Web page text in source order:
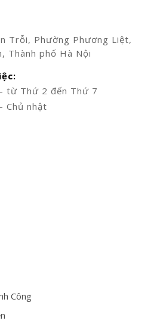
Trỗi, Phường Phương Liệt,
Thành phố Hà Nội
từ Thứ 2 đến Thứ 7
Chủ nhật
Công